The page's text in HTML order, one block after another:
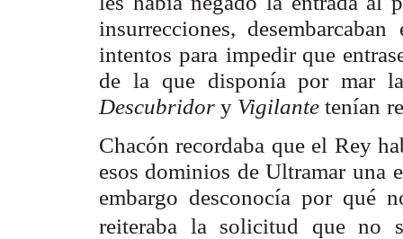
insurrecciones, desembarcaban
intentos para impedir que
de la que disponía por mar la
Descubridor y Vigilante tenían
Chacón recordaba que el Rey
esos dominios de Ultramar una
embargo desconocía por qué
reiteraba la solicitud que no